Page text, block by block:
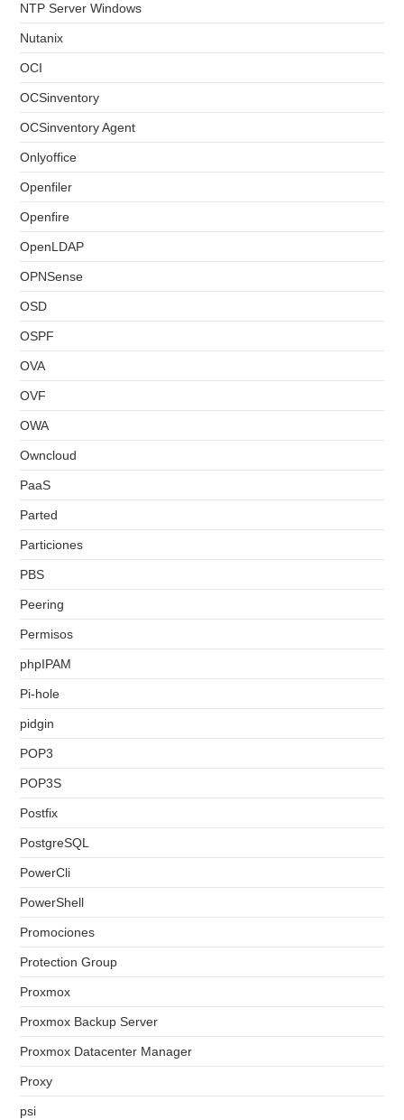
NTP Server Windows
Nutanix
OCI
OCSinventory
OCSinventory Agent
Onlyoffice
Openfiler
Openfire
OpenLDAP
OPNSense
OSD
OSPF
OVA
OVF
OWA
Owncloud
PaaS
Parted
Particiones
PBS
Peering
Permisos
phpIPAM
Pi-hole
pidgin
POP3
POP3S
Postfix
PostgreSQL
PowerCli
PowerShell
Promociones
Protection Group
Proxmox
Proxmox Backup Server
Proxmox Datacenter Manager
Proxy
psi